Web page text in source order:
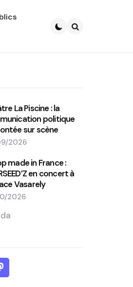
La Piscine : la
politique
sur scène
2026
made in France :
en concert à
Vasarely
2026